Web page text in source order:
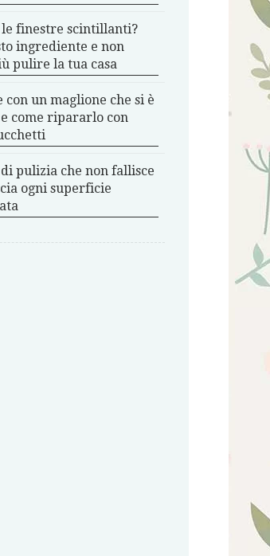
le finestre scintillanti?
ingrediente e non
pulire la tua casa
con un maglione che si è
come ripararlo con
pulizia che non fallisce
ogni superficie